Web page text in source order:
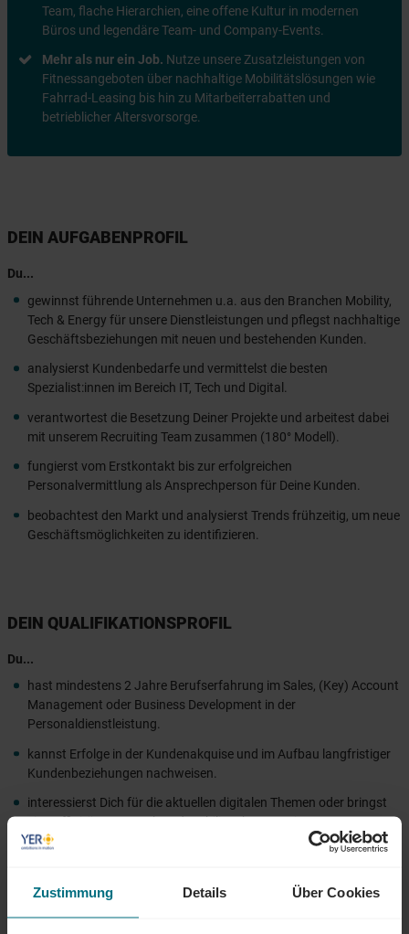
Zustimmung Details Über Cookies
Team, flache Hierarchien, eine offene Kultur in modernen
Büros und legendäre Team- und Company-Events.
Mehr als nur ein Job. Nutze unsere Zusatzleistungen von
Fitnessangeboten über nachhaltige Mobilitätslösungen wie
Fahrrad-Leasing bis hin zu Mitarbeiterrabatten und
betrieblicher Altersvorsorge.
DEIN AUFGABENPROFIL
Du...
gewinnst führende Unternehmen u.a. aus den Branchen Mobility,
Tech & Energy für unsere Dienstleistungen und pflegst nachhaltige
Geschäftsbeziehungen mit neuen und bestehenden Kunden.
analysierst Kundenbedarfe und vermittelst die besten
Spezialist:innen im Bereich IT, Tech und Digital.
verantwortest die Besetzung Deiner Projekte und arbeitest dabei
mit unserem Recruiting Team zusammen (180° Modell).
fungierst vom Erstkontakt bis zur erfolgreichen
Personalvermittlung als Ansprechperson für Deine Kunden.
beobachtest den Markt und analysierst Trends frühzeitig, um neue
Geschäftsmöglichkeiten zu identifizieren.
DEIN QUALIFIKATIONSPROFIL
Du...
hast mindestens 2 Jahre Berufserfahrung im Sales, (Key) Account
Management oder Business Development in der
Personaldienstleistung.
kannst Erfolge in der Kundenakquise und im Aufbau langfristiger
Kundenbeziehungen nachweisen.
interessierst Dich für die aktuellen digitalen Themen oder bringst
eine Affinität zu IT, Tech und Mobility Themen mit.
bringst ausgeprägte Beratungs- und Verhandlungsstärke sowie
lebst eine ergebnisorientierte Arbeitsweise mit einem hohen Maß
an Eigeninitiative und Durchhaltevermögen.